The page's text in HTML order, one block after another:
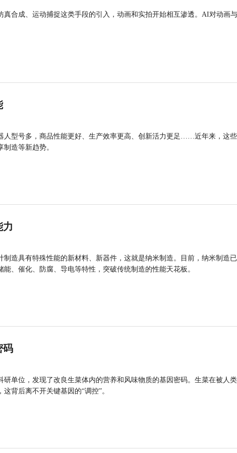
合成、运动捕捉这类手段的引入，动画和实拍开始相互渗透。AI对动画
人型号多，商品性能更好、生产效率更高、创新活力更足……近年来，这
造等新趋势。
力
造具有特殊性能的新材料、新器件，这就是纳米制造。目前，纳米制造
、催化、防腐、导电等特性，突破传统制造的性能天花板。
码
单位，发现了改良生菜体内的营养和风味物质的基因密码。生菜在被人
背后离不开关键基因的“调控”。